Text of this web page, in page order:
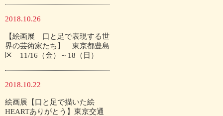
2018.10.26
【絵画展 口と足で表現する世
界の芸術家たち】 東京都豊島
区 11/16（金）～18（日）
2018.10.22
絵画展【口と足で描いた絵
HEARTありがとう】東京交通